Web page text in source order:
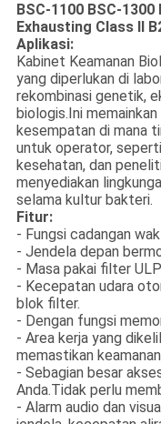
BSC-1100 BSC-
Exhausting Class II
Aplikasi:
Kabinet Keamanan
yang diperlukan di
rekombinasi genetik,
biologis.Ini
kesempatan di mana
untuk operator,
kesehatan, dan
menyediakan
selama kultur bakteri.
Fitur:
- Fungsi cadangan
- Jendela depan
- Masa pakai filter
- Kecepatan udara
blok filter.
- Dengan fungsi
- Area kerja yang
memastikan
- Sebagian besar
Anda.Tidak perlu
- Alarm audio dan